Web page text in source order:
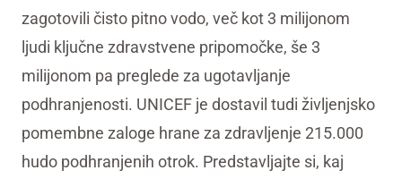
zagotovili čisto pitno vodo, več kot 3 milijonom
ljudi ključne zdravstvene pripomočke, še 3
milijonom pa preglede za ugotavljanje
podhranjenosti. UNICEF je dostavil tudi življenjsko
pomembne zaloge hrane za zdravljenje 215.000
hudo podhranjenih otrok. Predstavljajte si, kaj